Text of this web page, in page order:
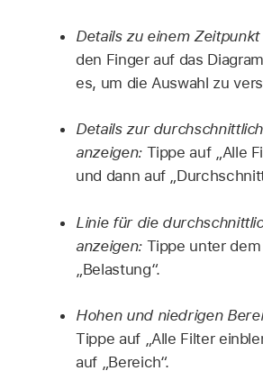
Details zu einem
den Finger auf das
es, um die Auswahl zu
Details zur
anzeigen: Tippe auf „Alle
und dann auf
Linie für die
anzeigen: Tippe unter
„Belastung“.
Hohen und niedrigen
Tippe auf „Alle Filter
auf „Bereich“.